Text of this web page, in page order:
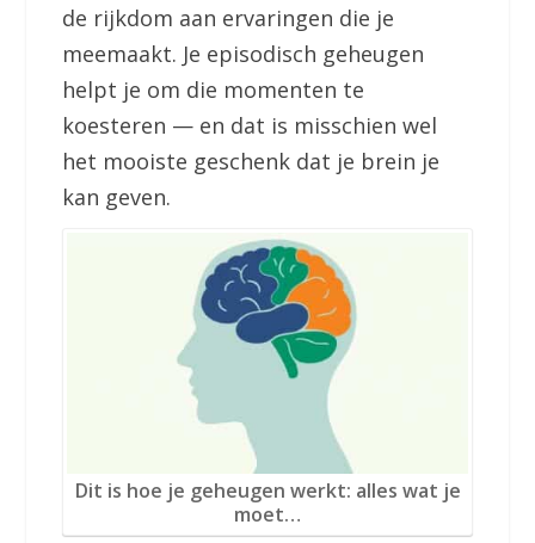
de rijkdom aan ervaringen die je
meemaakt. Je episodisch geheugen
helpt je om die momenten te
koesteren — en dat is misschien wel
het mooiste geschenk dat je brein je
kan geven.
Dit is hoe je geheugen werkt: alles wat je
moet…